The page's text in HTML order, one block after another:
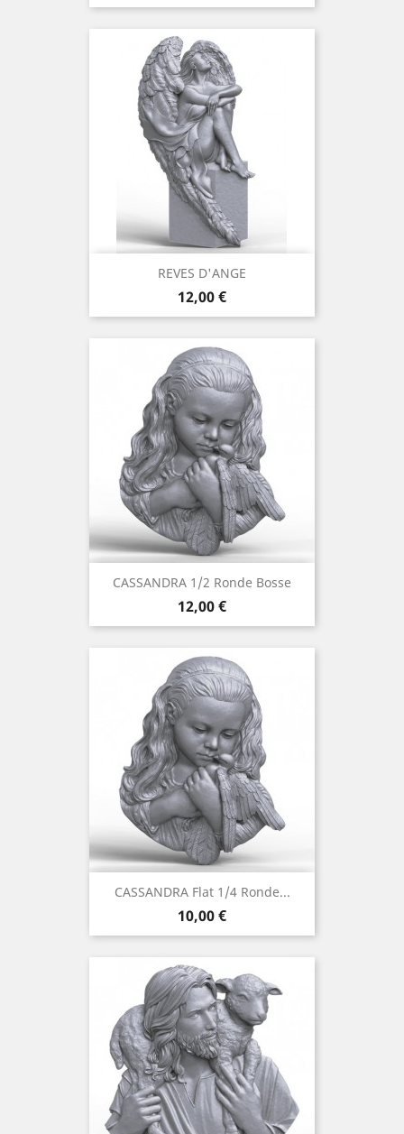
REVES D'ANGE
Prix
12,00 €
CASSANDRA 1/2 Ronde Bosse
Prix
12,00 €
CASSANDRA Flat 1/4 Ronde...
Prix
10,00 €